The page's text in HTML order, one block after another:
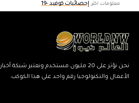
معلومات اكثر: إحصائيات كوفيد -19
نحن نؤثر على 20 مليون مستخدم ونعتبر شبكة أخبار
الأعمال والتكنولوجيا رقم واحد على هذا الكوكب.